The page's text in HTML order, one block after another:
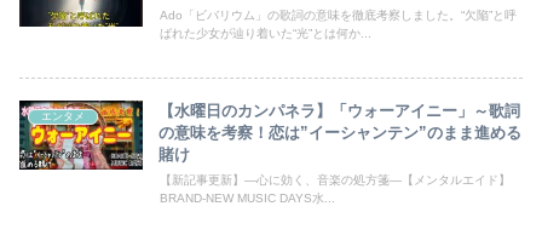
Ado「ビバリウム」の歌詞の意味を徹底考察しました。“欠陥”と呼
ばれた少女が辿り着いた“光”とは何か...
エンタメ
【水曜日のカンパネラ】「ウォーアイニー」～歌詞
の意味を考察！恋は”イーシャンテン”のまま進める
賭け
【新記事更新】―心に効く、音楽の処方箋―【メンタルエイド】
BRAND-NEW MUSIC DAYS水...